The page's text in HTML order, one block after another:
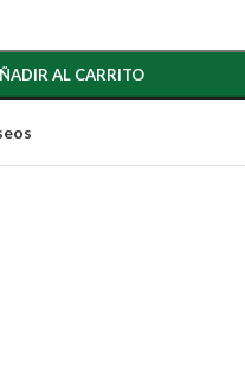
AL CARRITO